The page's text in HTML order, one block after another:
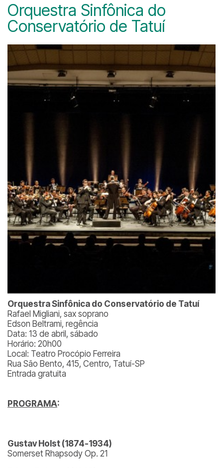
Orquestra Sinfônica do
Conservatório de Tatuí
Orquestra Sinfônica do Conservatório de Tatuí
Rafael Migliani, sax soprano
Edson Beltrami, regência
Data: 13 de abril, sábado
Horário: 20h00
Local: Teatro Procópio Ferreira
Rua São Bento, 415, Centro, Tatuí-SP
Entrada gratuita
PROGRAMA:
Gustav Holst (1874-1934)
Somerset Rhapsody Op. 21